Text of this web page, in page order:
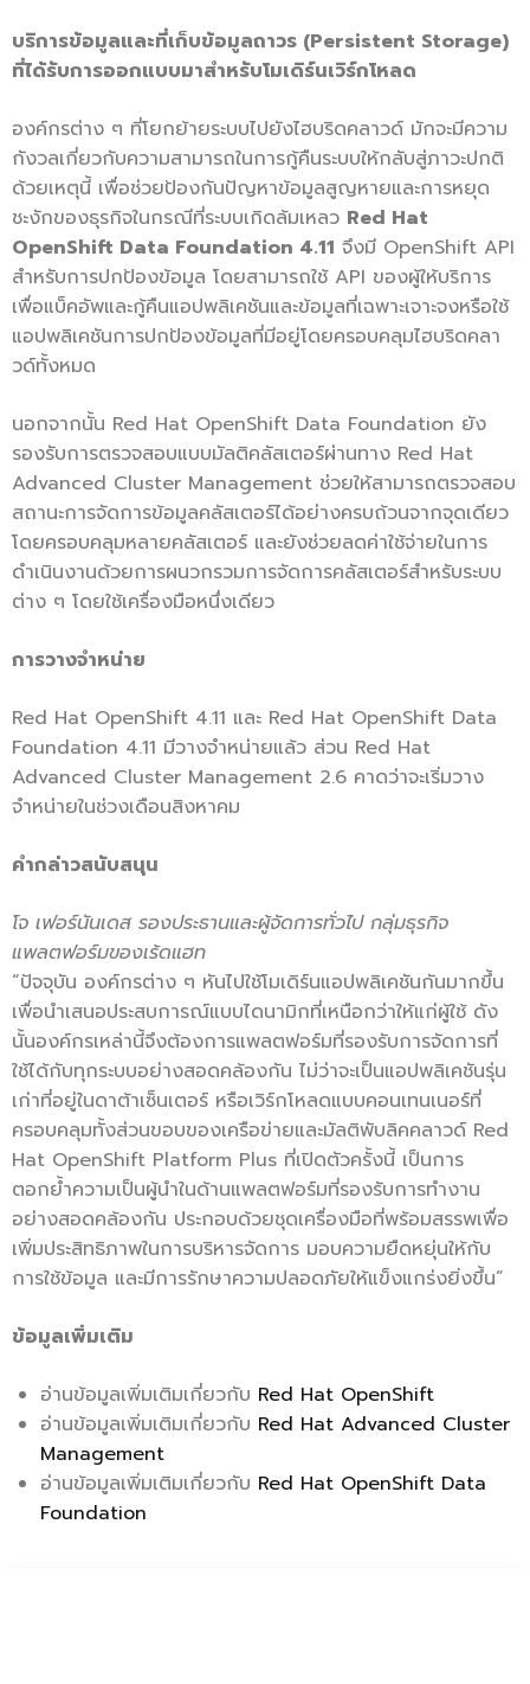
บริการข้อมูลและที่เก็บข้อมูลถาวร (Persistent Storage)
ที่ได้รับการออกแบบมาสำหรับโมเดิร์นเวิร์กโหลด
องค์กรต่าง ๆ ที่โยกย้ายระบบไปยังไฮบริดคลาวด์ มักจะมีความ
กังวลเกี่ยวกับความสามารถในการกู้คืนระบบให้กลับสู่ภาวะปกติ
ด้วยเหตุนี้ เพื่อช่วยป้องกันปัญหาข้อมูลสูญหายและการหยุด
ชะงักของธุรกิจในกรณีที่ระบบเกิดล้มเหลว Red Hat
OpenShift Data Foundation 4.11 จึงมี OpenShift API
สำหรับการปกป้องข้อมูล โดยสามารถใช้ API ของผู้ให้บริการ
เพื่อแบ็คอัพและกู้คืนแอปพลิเคชันและข้อมูลที่เฉพาะเจาะจงหรือใช้
แอปพลิเคชันการปกป้องข้อมูลที่มีอยู่โดยครอบคลุมไฮบริดคลา
วด์ทั้งหมด
นอกจากนั้น Red Hat OpenShift Data Foundation ยัง
รองรับการตรวจสอบแบบมัลติคลัสเตอร์ผ่านทาง Red Hat
Advanced Cluster Management ช่วยให้สามารถตรวจสอบ
สถานะการจัดการข้อมูลคลัสเตอร์ได้อย่างครบถ้วนจากจุดเดียว
โดยครอบคลุมหลายคลัสเตอร์ และยังช่วยลดค่าใช้จ่ายในการ
ดำเนินงานด้วยการผนวกรวมการจัดการคลัสเตอร์สำหรับระบบ
ต่าง ๆ โดยใช้เครื่องมือหนึ่งเดียว
การวางจำหน่าย
Red Hat OpenShift 4.11 และ Red Hat OpenShift Data
Foundation 4.11 มีวางจำหน่ายแล้ว ส่วน Red Hat
Advanced Cluster Management 2.6 คาดว่าจะเริ่มวาง
จำหน่ายในช่วงเดือนสิงหาคม
คำกล่าวสนับสนุน
โจ เฟอร์นันเดส รองประธานและผู้จัดการทั่วไป กลุ่มธุรกิจ
แพลตฟอร์มของเร้ดแฮท
“ปัจจุบัน องค์กรต่าง ๆ หันไปใช้โมเดิร์นแอปพลิเคชันกันมากขึ้น
เพื่อนำเสนอประสบการณ์แบบไดนามิกที่เหนือกว่าให้แก่ผู้ใช้ ดัง
นั้นองค์กรเหล่านี้จึงต้องการแพลตฟอร์มที่รองรับการจัดการที่
ใช้ได้กับทุกระบบอย่างสอดคล้องกัน ไม่ว่าจะเป็นแอปพลิเคชันรุ่น
เก่าที่อยู่ในดาต้าเซ็นเตอร์ หรือเวิร์กโหลดแบบคอนเทนเนอร์ที่
ครอบคลุมทั้งส่วนขอบของเครือข่ายและมัลติพับลิคคลาวด์ Red
Hat OpenShift Platform Plus ที่เปิดตัวครั้งนี้ เป็นการ
ตอกย้ำความเป็นผู้นำในด้านแพลตฟอร์มที่รองรับการทำงาน
อย่างสอดคล้องกัน ประกอบด้วยชุดเครื่องมือที่พร้อมสรรพเพื่อ
เพิ่มประสิทธิภาพในการบริหารจัดการ มอบความยืดหยุ่นให้กับ
การใช้ข้อมูล และมีการรักษาความปลอดภัยให้แข็งแกร่งยิ่งขึ้น”
ข้อมูลเพิ่มเติม
อ่านข้อมูลเพิ่มเติมเกี่ยวกับ Red Hat OpenShift
อ่านข้อมูลเพิ่มเติมเกี่ยวกับ Red Hat Advanced Cluster
Management
อ่านข้อมูลเพิ่มเติมเกี่ยวกับ Red Hat OpenShift Data
Foundation